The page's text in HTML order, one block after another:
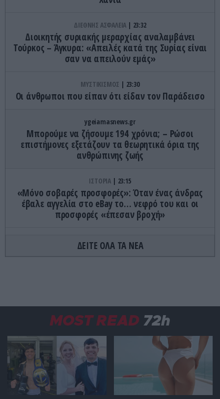
ΔΙΕΘΝΗΣ ΑΣΦΑΛΕΙΑ 23:32
Διοικητής συριακής μεραρχίας αναλαμβάνει
Τούρκος – Άγκυρα: «Απειλές κατά της Συρίας είναι
σαν να απειλούν εμάς»
ΜΥΣΤΙΚΙΣΜΟΣ 23:30
Οι άνθρωποι που είπαν ότι είδαν τον Παράδεισο
ygeiamasnews.gr
Μπορούμε να ζήσουμε 194 χρόνια; – Ρώσοι
επιστήμονες εξετάζουν τα θεωρητικά όρια της
ανθρώπινης ζωής
ΙΣΤΟΡΙΑ 23:15
«Μόνο σοβαρές προσφορές»: Όταν ένας άνδρας
έβαλε αγγελία στο eBay το… νεφρό του και οι
προσφορές «έπεσαν βροχή»
ΚΟΣΜΟΣ 23:11
Τα 600 στρέμματα κληρονομιάς πίσω από το
ΕΝΟΠΛΕΣ ΣΥΓΚΡΟΥΣΕΙΣ 23:03
Στο Βελιγράδι ο Β.Ζελένσκι: «Πρέπει να
αποσπάσουμε τους Σέρβους από το στρατόπεδο
της Ρωσίας»
23:00
ΔΕΙΤΕ ΟΛΑ ΤΑ ΝΕΑ
MOST READ 72h